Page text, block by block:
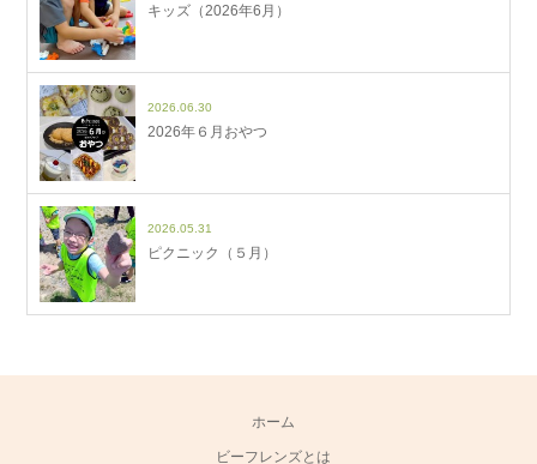
キッズ（2026年6月）
2026.06.30
2026年６月おやつ
2026.05.31
ピクニック（５月）
ホーム
ビーフレンズとは